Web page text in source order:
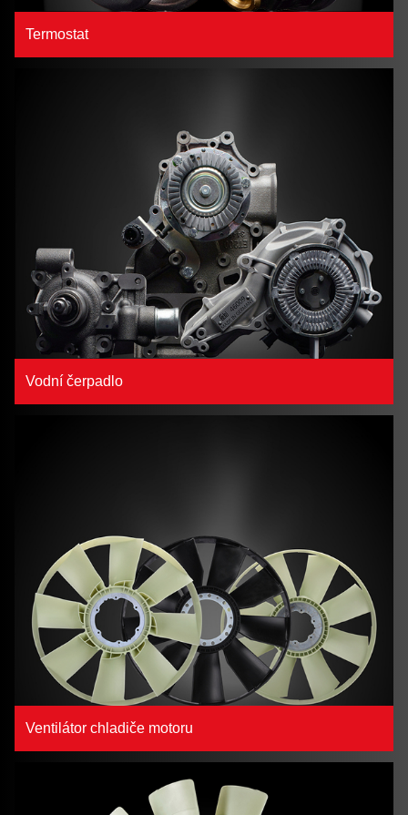
Termostat
Vodní čerpadlo
Ventilátor chladiče motoru